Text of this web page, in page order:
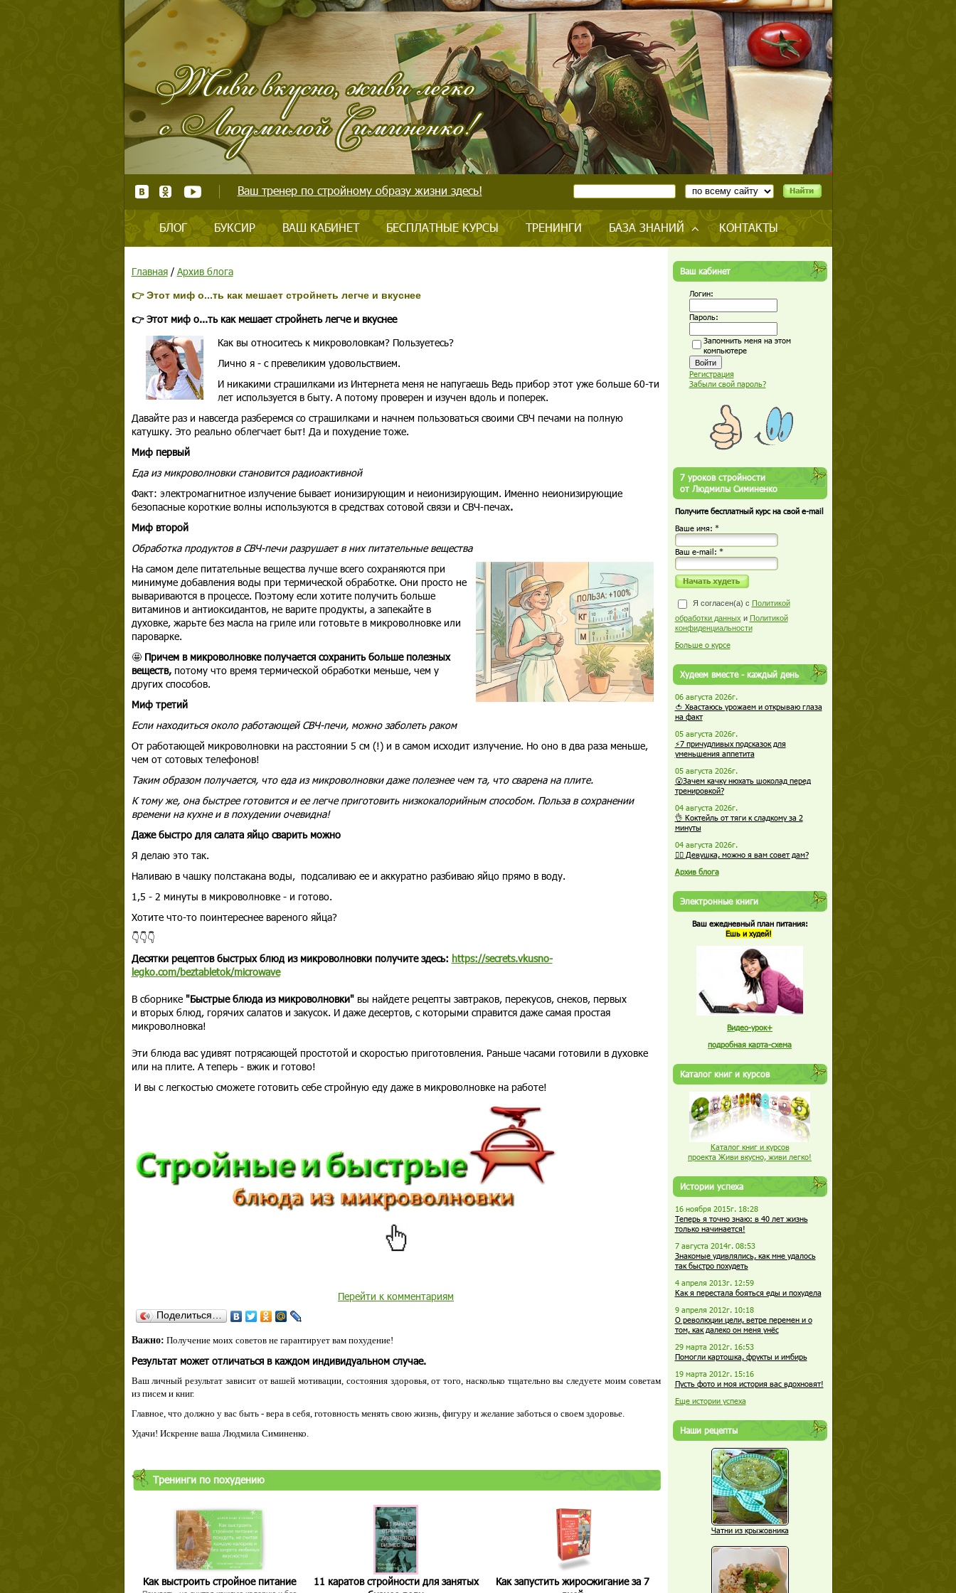
Ваш тренер по стройному образу жизни здесь!
БЛОГ БУКСИР ВАШ КАБИНЕТ БЕСПЛАТНЫЕ КУРСЫ ТРЕНИНГИ БАЗА ЗНАНИЙ КОНТАКТЫ
Главная/ Архив блога
👉 Этот миф о...ть как мешает стройнеть легче и вкуснее
👉 Этот миф о...ть как мешает стройнеть легче и вкуснее
Как вы относитесь к микроволовкам? Пользуетесь?
Лично я - с превеликим удовольствием.
И никакими страшилками из Интернета меня не напугаешь Ведь прибор этот уже больше 60-ти
лет используется в быту. А потому проверен и изучен вдоль и поперек.
Давайте раз и навсегда разберемся со страшилками и начнем пользоваться своими СВЧ печами на полную
катушку. Это реально облегчает быт! Да и похудение тоже.
Миф первый
Еда из микроволновки становится радиоактивной
Факт: электромагнитное излучение бывает ионизирующим и неионизирующим. Именно неионизирующие
безопасные короткие волны используются в средствах сотовой связи и СВЧ-печах.
Миф второй
Обработка продуктов в СВЧ-печи разрушает в них питательные вещества
На самом деле питательные вещества лучше всего сохраняются при
минимуме добавления воды при термической обработке. Они просто не
вывариваются в процессе. Поэтому если хотите получить больше
витаминов и антиоксидантов, не варите продукты, а запекайте в
духовке, жарьте без масла на гриле или готовьте в микроволновке или
пароварке.
🤩 Причем в микроволновке получается сохранить больше полезных
веществ, потому что время термической обработки меньше, чем у
других способов.
Миф третий
Если находиться около работающей СВЧ-печи, можно заболеть раком
От работающей микроволновки на расстоянии 5 см (!) и в самом исходит излучение. Но оно в два раза меньше,
чем от сотовых телефонов!
Таким образом получается, что еда из микроволновки даже полезнее чем та, что сварена на плите.
К тому же, она быстрее готовится и ее легче приготовить низкокалорийным способом. Польза в сохранении
времени на кухне и в похудении очевидна!
Даже быстро для салата яйцо сварить можно
Я делаю это так.
Наливаю в чашку полстакана воды, подсаливаю ее и аккуратно разбиваю яйцо прямо в воду.
1,5 - 2 минуты в микроволновке - и готово.
Хотите что-то поинтереснее вареного яйца?
👇👇👇
Десятки рецептов быстрых блюд из микроволновки получите здесь: https://secrets.vkusno-
legko.com/beztabletok/microwave
В сборнике "Быстрые блюда из микроволновки" вы найдете рецепты завтраков, перекусов, снеков, первых
и вторых блюд, горячих салатов и закусок. И даже десертов, с которыми справится даже самая простая
микроволновка!
Эти блюда вас удивят потрясающей простотой и скоростью приготовления. Раньше часами готовили в духовке
или на плите. А теперь - вжик и готово!
И вы с легкостью сможете готовить себе стройную еду даже в микроволновке на работе!
Перейти к комментариям
Поделиться…
Важно: Получение моих советов не гарантирует вам похудение!
Результат может отличаться в каждом индивидуальном случае.
Ваш личный результат зависит от вашей мотивации, состояния здоровья, от того, насколько тщательно вы следуете моим советам
из писем и книг.
Главное, что должно у вас быть - вера в себя, готовность менять свою жизнь, фигуру и желание заботься о своем здоровье.
Удачи! Искренне ваша Людмила Симиненко.
Тренинги по похудению
Как выстроить стройное питание
11 каратов стройности для занятых
Как запустить жиросжигание за 7
Ваш кабинет
Логин:
Пароль:
Запомнить меня на этом
компьютере
Регистрация
Забыли свой пароль?
7 уроков стройности
от Людмилы Симиненко
Получите бесплатный курс на свой e-mail
Ваше имя: *
Ваш е-mail: *
Я согласен(а) с Политикой
обработки данных и Политикой
конфиденциальности
Больше о курсе
Худеем вместе - каждый день
06 августа 2026г.
🍅 Хвастаюсь урожаем и открываю глаза
на факт
05 августа 2026г.
⚡7 причудливых подсказок для
уменьшения аппетита
05 августа 2026г.
😮Зачем качку нюхать шоколад перед
тренировкой?
04 августа 2026г.
👌 Коктейль от тяги к сладкому за 2
минуты
04 августа 2026г.
🏋️‍♀️ Девушка, можно я вам совет дам?
Архив блога
Электронные книги
Ваш ежедневный план питания:
Ешь и худей!
Видео-урок+
подробная карта-схема
Каталог книг и курсов
Каталог книг и курсов
проекта Живи вкусно, живи легко!
Истории успеха
16 ноября 2015г. 18:28
Теперь я точно знаю: в 40 лет жизнь
только начинается!
7 августа 2014г. 08:53
Знакомые удивлялись, как мне удалось
так быстро похудеть
4 апреля 2013г. 12:59
Как я перестала бояться еды и похудела
9 апреля 2012г. 10:18
О революции цели, ветре перемен и о
том, как далеко он меня унёс
29 марта 2012г. 16:53
Помогли картошка, фрукты и имбирь
19 марта 2012г. 15:16
Пусть фото и моя история вас вдохновят!
Еще истории успеха
Наши рецепты
Чатни из крыжовника